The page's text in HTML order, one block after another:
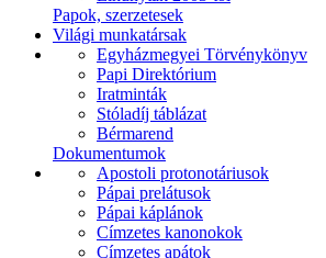
Papok, szerzetesek
Világi munkatársak
Egyházmegyei Törvénykönyv
Papi Direktórium
Iratminták
Stóladíj táblázat
Bérmarend
Dokumentumok
Apostoli protonotáriusok
Pápai prelátusok
Pápai káplánok
Címzetes kanonokok
Címzetes apátok